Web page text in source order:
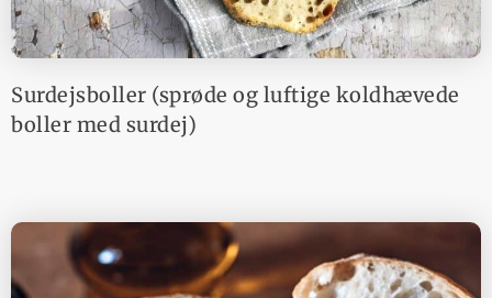
Surdejsboller (sprøde og luftige koldhævede
boller med surdej)